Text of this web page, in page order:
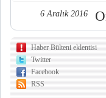
6 Aralık 2016
Haber Bülteni eklentisi
Twitter
Facebook
RSS